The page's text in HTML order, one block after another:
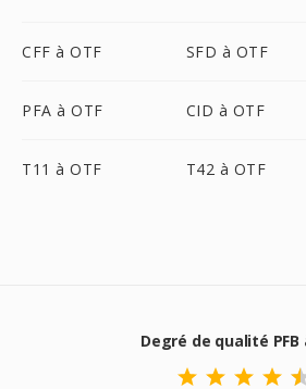
CFF à OTF SFD à OTF
PFA à OTF CID à OTF
T11 à OTF T42 à OTF
Degré de qualité PFB